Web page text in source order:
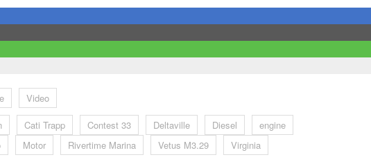
Video
Cati Trapp Contest 33 Deltaville Diesel
engine
Motor Rivertime Marina Vetus M3.29 Virginia